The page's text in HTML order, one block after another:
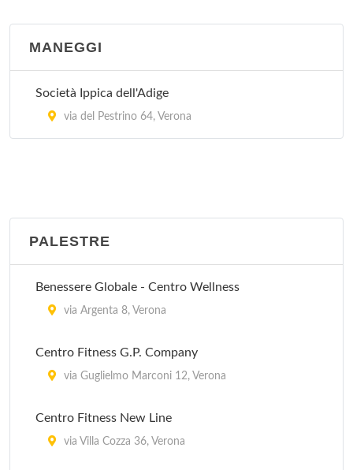
MANEGGI
Società Ippica dell'Adige
via del Pestrino 64, Verona
PALESTRE
Benessere Globale - Centro Wellness
via Argenta 8, Verona
Centro Fitness G.P. Company
via Guglielmo Marconi 12, Verona
Centro Fitness New Line
via Villa Cozza 36, Verona